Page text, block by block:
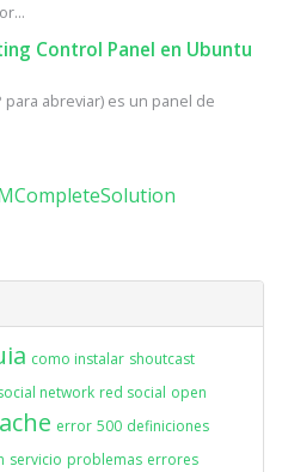
Control Panel en Ubuntu
para abreviar) es un panel de
como instalar shoutcast
network red social open
error 500 definiciones
servicio problemas errores